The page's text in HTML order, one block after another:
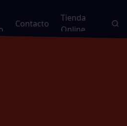
Contacto
Tienda
Online